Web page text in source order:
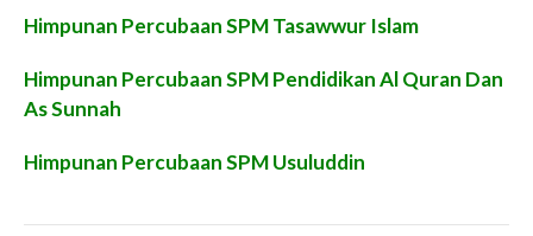
Himpunan Percubaan SPM Tasawwur Islam
Himpunan Percubaan SPM Pendidikan Al Quran Dan
As Sunnah
Himpunan Percubaan SPM Usuluddin